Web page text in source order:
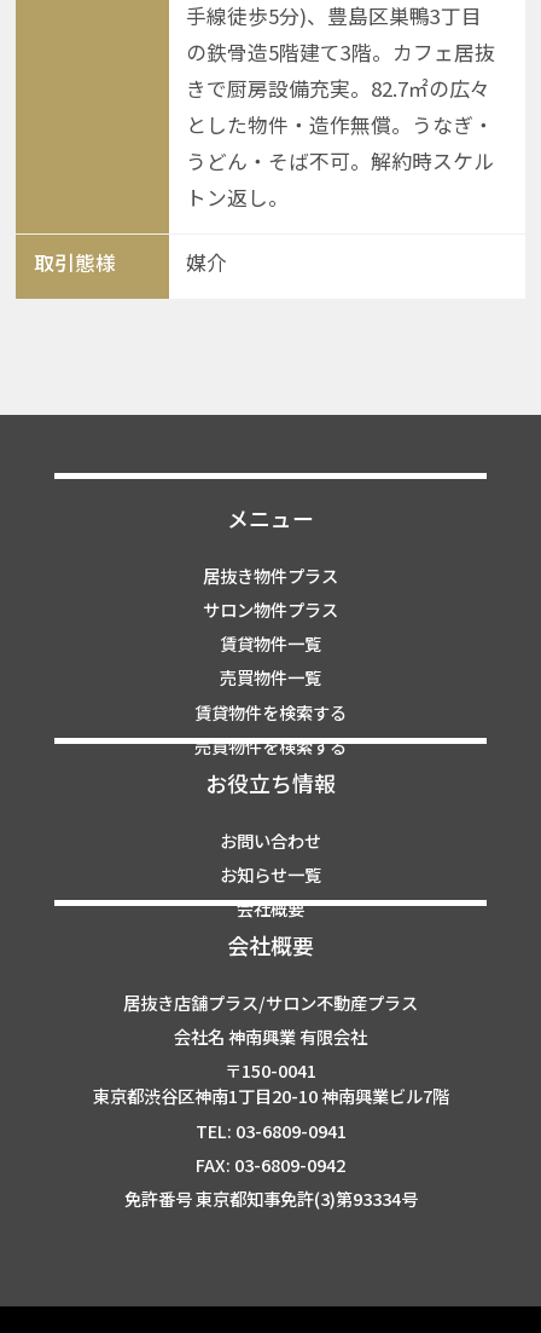
手線徒歩5分)、豊島区巣鴨3丁目
の鉄骨造5階建て3階。カフェ居抜
きで厨房設備充実。82.7㎡の広々
とした物件・造作無償。うなぎ・
うどん・そば不可。解約時スケル
トン返し。
取引態様 媒介
メニュー
居抜き物件プラス
サロン物件プラス
賃貸物件一覧
売買物件一覧
賃貸物件を検索する
売買物件を検索する
お役立ち情報
お問い合わせ
お知らせ一覧
会社概要
会社概要
居抜き店舗プラス/サロン不動産プラス
会社名 神南興業 有限会社
〒150-0041
東京都渋谷区神南1丁目20-10 神南興業ビル7階
TEL: 03-6809-0941
FAX: 03-6809-0942
免許番号 東京都知事免許(3)第93334号